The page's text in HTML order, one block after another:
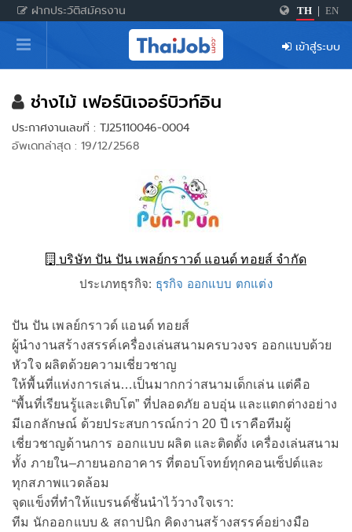
ฝากประวัติสมัครงาน TH EN
หน้าหลัก
ผู้สมัครงาน: เข้าสู่ระบบ
ฝากประวัติสมัครงาน
เกร็ดความรู้
สำหรับผู้ประกอบการ
เข้าสู่ระบบ
ช่างไม้ เฟอร์นิเจอร์บิวท์อิน
ประกาศงานเลขที่ : TJ25110046-0004
อัพเดทล่าสุด : 19/12/2568
บริษัท ปัน ปัน เพลย์กราวด์ แอนด์ ทอยส์ จำกัด
ประเภทธุรกิจ: ธุรกิจ ออกแบบ ตกแต่ง
ปัน ปัน เพลย์กราวด์ แอนด์ ทอยส์
ผู้นำงานสร้างสรรค์เครื่องเล่นสนามครบวงจร ออกแบบด้วย
หัวใจ ผลิตด้วยความเชี่ยวชาญ
ให้พื้นที่แห่งการเล่น…เป็นมากกว่าสนามเด็กเล่น แต่คือ
“พื้นที่เรียนรู้และเติบโต” ที่ปลอดภัย อบอุ่น และแตกต่างอย่าง
มีเอกลักษณ์ ด้วยประสบการณ์กว่า 20 ปี เราคือทีมผู้
เชี่ยวชาญด้านการ ออกแบบ ผลิต และติดตั้ง เครื่องเล่นสนาม
ทั้ง ภายใน–ภายนอกอาคาร ที่ตอบโจทย์ทุกคอนเซ็ปต์และ
ทุกสภาพแวดล้อม
จุดแข็งที่ทำให้แบรนด์ชั้นนำไว้วางใจเรา:
ทีม นักออกแบบ & สถาปนิก คิดงานสร้างสรรค์อย่างมือ